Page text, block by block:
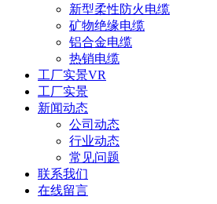
新型柔性防火电缆
矿物绝缘电缆
铝合金电缆
热销电缆
工厂实景VR
工厂实景
新闻动态
公司动态
行业动态
常见问题
联系我们
在线留言